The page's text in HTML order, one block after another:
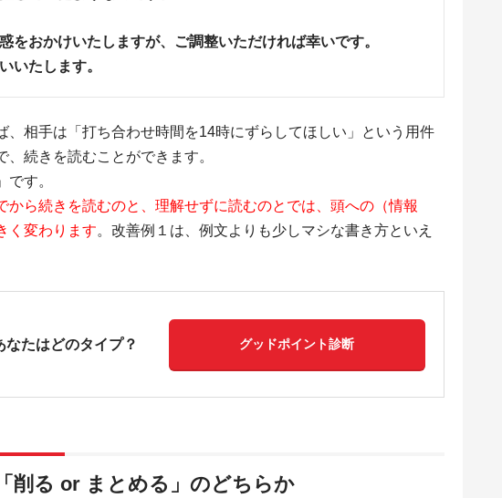
をおかけいたしますが、ご調整いただければ幸いです。
いたします。
、相手は「打ち合わせ時間を14時にずらしてほしい」という用件
、続きを読むことができます。
」です。
から続きを読むのと、理解せずに読むのとでは、頭への（情報
く変わります。改善例１は、例文よりも少しマシな書き方といえ
なたはどのタイプ？ グッドポイント診断
削る or まとめる」のどちらか